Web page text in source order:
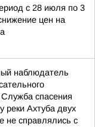
с 28 июля по 3
цен на
наблюдатель
спасения
реки Ахтуба двух
не справлялись с